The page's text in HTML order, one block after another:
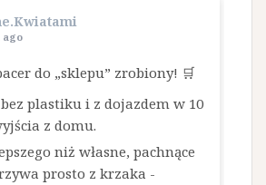
ago
do „sklepu” zrobiony! 🛒
plastiku i z dojazdem w 10
z domu.
niż własne, pachnące
prosto z krzaka -